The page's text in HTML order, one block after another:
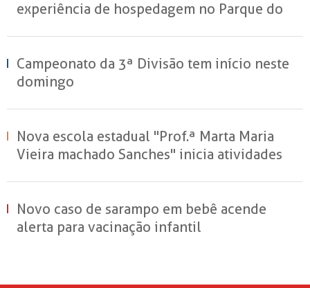
experiência de hospedagem no Parque do
Campeonato da 3ª Divisão tem início neste
domingo
Nova escola estadual "Prof.ª Marta Maria
Vieira machado Sanches" inicia atividades
Novo caso de sarampo em bebê acende
alerta para vacinação infantil